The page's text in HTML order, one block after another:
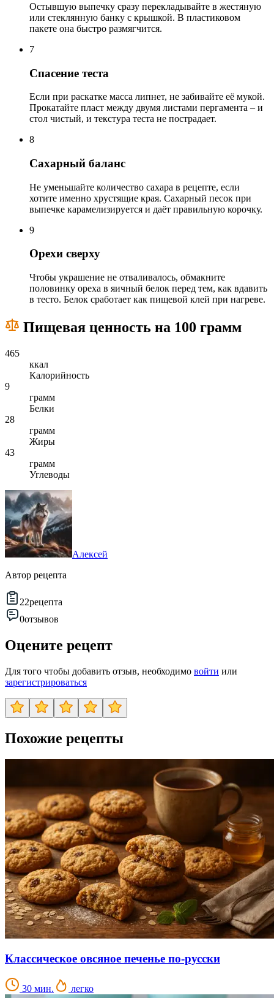
Остывшую выпечку сразу перекладывайте в жестяную
или стеклянную банку с крышкой. В пластиковом
пакете она быстро размягчится.
7
Спасение теста
Если при раскатке масса липнет, не забивайте её мукой.
Прокатайте пласт между двумя листами пергамента – и
стол чистый, и текстура теста не пострадает.
8
Сахарный баланс
Не уменьшайте количество сахара в рецепте, если
хотите именно хрустящие края. Сахарный песок при
выпечке карамелизируется и даёт правильную корочку.
9
Орехи сверху
Чтобы украшение не отваливалось, обмакните
половинку ореха в яичный белок перед тем, как вдавить
в тесто. Белок сработает как пищевой клей при нагреве.
Пищевая ценность на 100 грамм
465
ккал
Калорийность
9
грамм
Белки
28
грамм
Жиры
43
грамм
Углеводы
Алексей
Автор рецепта
22рецепта
0отзывов
Оцените рецепт
Для того чтобы добавить отзыв, необходимо войти или
зарегистрироваться
Похожие рецепты
Классическое овсяное печенье по-русски
30 мин. легко